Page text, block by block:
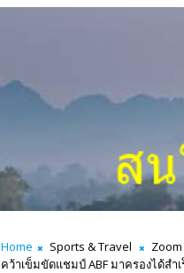
Home Sports & Travel Zoom
คว้าเข็มขัดแชมป์ ABF มาครองได้สำเ